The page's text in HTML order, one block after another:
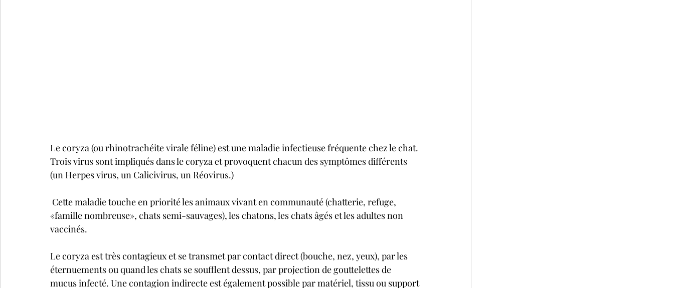
Le coryza (ou rhinotrachéite virale féline) est une maladie infectieuse fréquente chez le chat.
Trois virus sont impliqués dans le coryza et provoquent chacun des symptômes différents
(un Herpes virus, un Calicivirus, un Réovirus.)
Cette maladie touche en priorité les animaux vivant en communauté (chatterie, refuge,
«famille nombreuse», chats semi-sauvages), les chatons, les chats âgés et les adultes non
vaccinés.
Le coryza est très contagieux et se transmet par contact direct (bouche, nez, yeux), par les
éternuements ou quand les chats se soufflent dessus, par projection de gouttelettes de
mucus infecté. Une contagion indirecte est également possible par matériel, tissu ou support